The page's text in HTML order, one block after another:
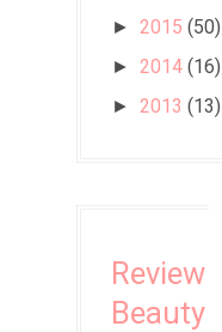
► 2015 (50)
► 2014 (16)
► 2013 (13)
Review
Beauty